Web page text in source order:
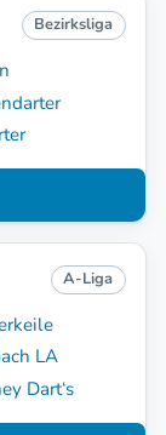
Bezirksliga
A-Liga
LA
Dart‘s